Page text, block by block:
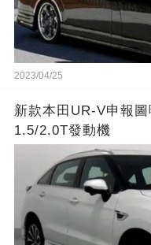
2023/04/25
新款本田UR-V申報
1.5/2.0T發動機